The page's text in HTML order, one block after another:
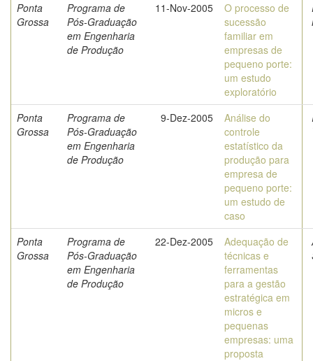
Ponta
Grossa
Programa de
Pós-Graduação
em Engenharia
de Produção
11-Nov-2005
O processo de
sucessão
familiar em
empresas de
pequeno porte:
um estudo
exploratório
Ponta
Grossa
Programa de
Pós-Graduação
em Engenharia
de Produção
9-Dez-2005
Análise do
controle
estatístico da
produção para
empresa de
pequeno porte:
um estudo de
caso
Ponta
Grossa
Programa de
Pós-Graduação
em Engenharia
de Produção
22-Dez-2005
Adequação de
técnicas e
ferramentas
para a gestão
estratégica em
micros e
pequenas
empresas: uma
proposta